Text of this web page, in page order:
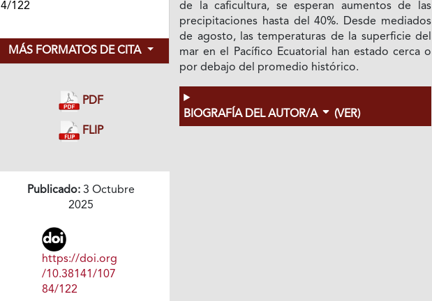
4/122
MÁS FORMATOS DE CITA
PDF
FLIP
Publicado: 3 Octubre
2025
https://doi.org
/10.38141/107
84/122
de la caficultura, se esperan aumentos de las
precipitaciones hasta del 40%. Desde mediados
de agosto, las temperaturas de la superficie del
mar en el Pacífico Ecuatorial han estado cerca o
por debajo del promedio histórico.
BIOGRAFÍA DEL AUTOR/A (VER)